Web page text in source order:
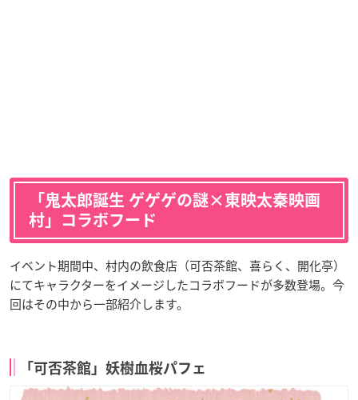
「鬼太郎誕生 ゲゲゲの謎×東映太秦映画
村」コラボフード
イベント期間中、村内の飲食店（可否茶館、喜らく、開化亭）
にてキャラクターをイメージしたコラボフードが多数登場。今
回はその中から一部紹介します。
「可否茶館」妖樹血桜パフェ